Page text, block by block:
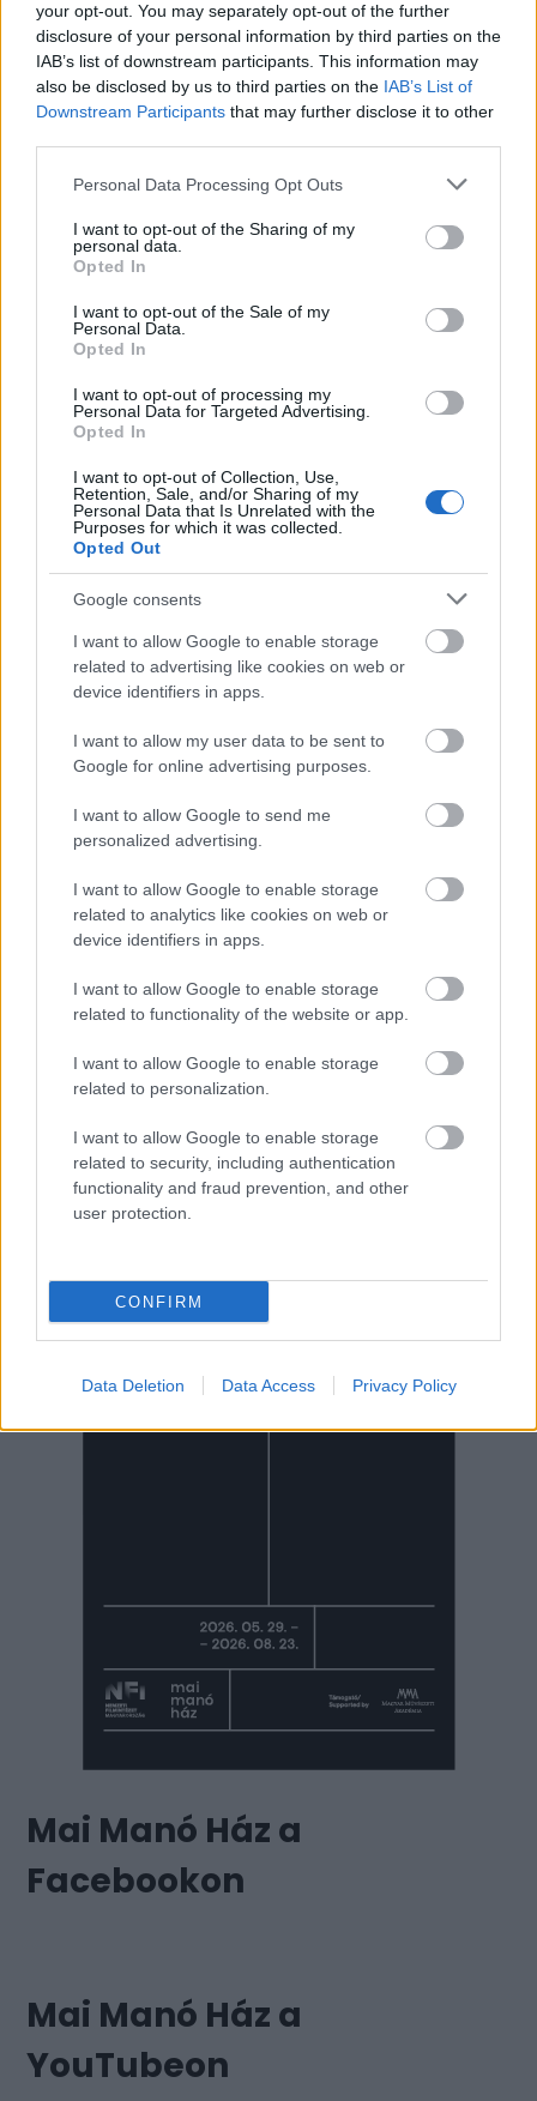
your opt-out. You may separately opt-out of the further
disclosure of your personal information by third parties on the
IAB’s list of downstream participants. This information may
also be disclosed by us to third parties on the IAB’s List of
Downstream Participants that may further disclose it to other
Please note that this website/app uses one or more Google
not limited to your visit or usage behaviour. You may click to
grant or deny consent to Google and its third-party tags to
use your data for below specified purposes in below Google
consent section.
Personal Data Processing Opt Outs
I want to opt-out of the Sharing of my
personal data.
Opted In
I want to opt-out of the Sale of my
Personal Data.
Opted In
I want to opt-out of processing my
Personal Data for Targeted Advertising.
Opted In
I want to opt-out of Collection, Use,
Retention, Sale, and/or Sharing of my
Personal Data that Is Unrelated with the
Purposes for which it was collected.
Opted Out
Google consents
I want to allow Google to enable storage
related to advertising like cookies on web or
device identifiers in apps.
I want to allow my user data to be sent to
Google for online advertising purposes.
I want to allow Google to send me
personalized advertising.
I want to allow Google to enable storage
related to analytics like cookies on web or
device identifiers in apps.
I want to allow Google to enable storage
related to functionality of the website or app.
I want to allow Google to enable storage
related to personalization.
I want to allow Google to enable storage
related to security, including authentication
functionality and fraud prevention, and other
user protection.
CONFIRM
Data Deletion Data Access Privacy Policy
Aktuális kiállításaink
Mai Manó Ház a
Facebookon
Mai Manó Ház a
YouTubeon